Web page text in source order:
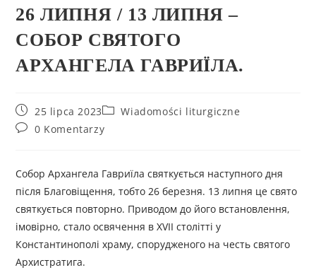
26 ЛИПНЯ / 13 ЛИПНЯ –
СОБОР СВЯТОГО
АРХАНГЕЛА ГАВРИЇЛА.
25 lipca 2023
Wiadomości liturgiczne
0 Komentarzy
Собор Архангела Гавриїла святкується наступного дня
після Благовіщення, тобто 26 березня. 13 липня це свято
святкується повторно. Приводом до його встановлення,
імовірно, стало освячення в ХVII столітті у
Константинополі храму, спорудженого на честь святого
Архистратига.